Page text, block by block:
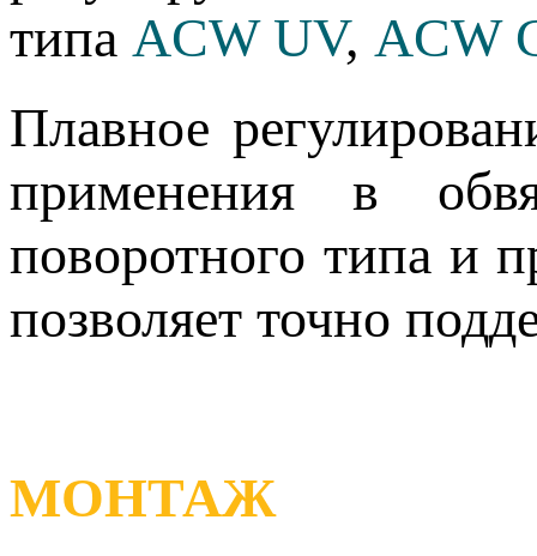
типа ACW UV, ACW
Плавное
применения в
поворотного типа и
позволяет точно
МОНТАЖ